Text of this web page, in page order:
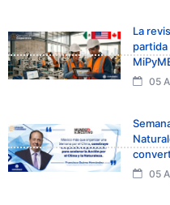
La
partida
05
05